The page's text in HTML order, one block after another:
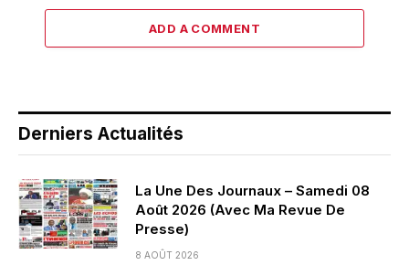
ADD A COMMENT
Derniers Actualités
La Une Des Journaux – Samedi 08
Août 2026 (Avec Ma Revue De
Presse)
8 AOÛT 2026